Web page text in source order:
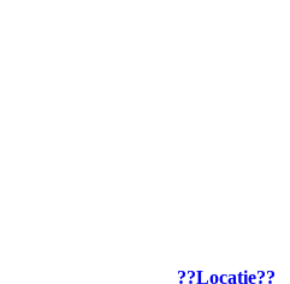
??Locatie??